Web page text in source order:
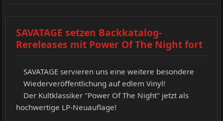
SAVATAGE setzen Backkatalog-
Rereleases mit Power Of The Night fort
SAVATAGE servieren uns eine weitere besondere
Wiederveröffentlichung auf edlem Vinyl!
Der Kultklassiker "Power Of The Night" jetzt als
hochwertige LP-Neuauflage!